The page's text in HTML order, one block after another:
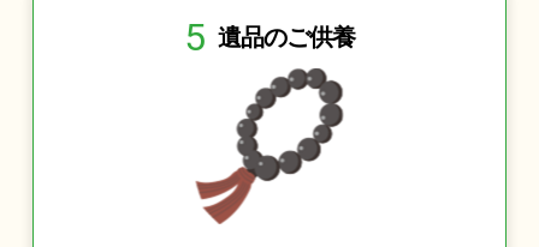
5 遺品のご供養